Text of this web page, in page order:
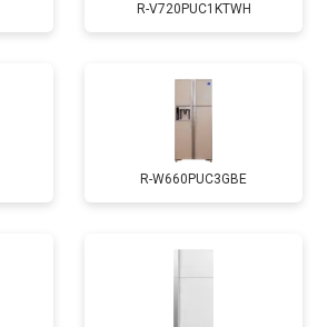
R-V720PUC1KTWH
R-W660PUC3GBE